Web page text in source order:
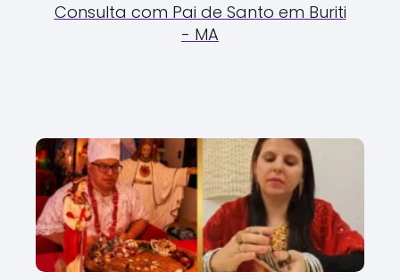
Consulta com Pai de Santo em Buriti
- MA